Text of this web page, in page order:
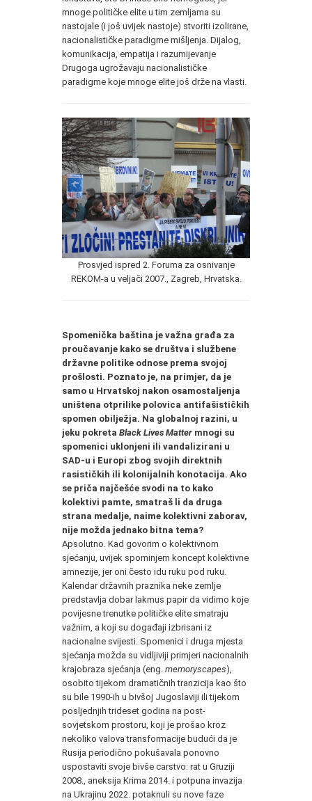
mnoge političke elite u tim zemljama su
nastojale (i još uvijek nastoje) stvoriti izolirane,
nacionalističke paradigme mišljenja. Dijalog,
komunikacija, empatija i razumijevanje
Drugoga ugrožavaju nacionalističke
paradigme koje mnoge elite još drže na vlasti.
Prosvjed ispred 2. Foruma za osnivanje
REKOM-a u veljači 2007., Zagreb, Hrvatska.
Spomenička baština je važna građa za
proučavanje kako se društva i službene
državne politike odnose prema svojoj
prošlosti. Poznato je, na primjer, da je
samo u Hrvatskoj nakon osamostaljenja
uništena otprilike polovica antifašističkih
spomen obilježja. Na globalnoj razini, u
jeku pokreta Black Lives Matter mnogi su
spomenici uklonjeni ili vandalizirani u
SAD-u i Europi zbog svojih direktnih
rasističkih ili kolonijalnih konotacija. Ako
se priča najčešće svodi na to kako
kolektivi pamte, smatraš li da druga
strana medalje, naime kolektivni zaborav,
nije možda jednako bitna tema?
Apsolutno. Kad govorim o kolektivnom
sjećanju, uvijek spominjem koncept kolektivne
amnezije, jer oni često idu ruku pod ruku.
Kalendar državnih praznika neke zemlje
predstavlja dobar lakmus papir da vidimo koje
povijesne trenutke političke elite smatraju
važnim, a koji su događaji izbrisani iz
nacionalne svijesti. Spomenici i druga mjesta
sjećanja možda su vidljiviji primjeri nacionalnih
krajobraza sjećanja (eng. memoryscapes),
osobito tijekom dramatičnih tranzicija kao što
su bile 1990-ih u bivšoj Jugoslaviji ili tijekom
posljednjih trideset godina na post-
sovjetskom prostoru, koji je prošao kroz
nekoliko valova transformacije budući da je
Rusija periodično pokušavala ponovno
uspostaviti svoje bivše carstvo: rat u Gruziji
2008., aneksija Krima 2014. i potpuna invazija
na Ukrajinu 2022. potaknuli su nove faze